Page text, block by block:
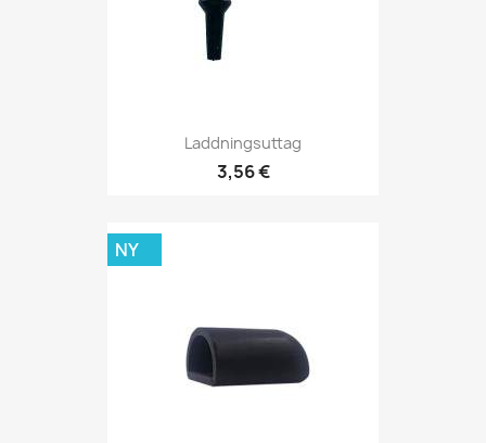
Laddningsuttag
3,56 €
NY